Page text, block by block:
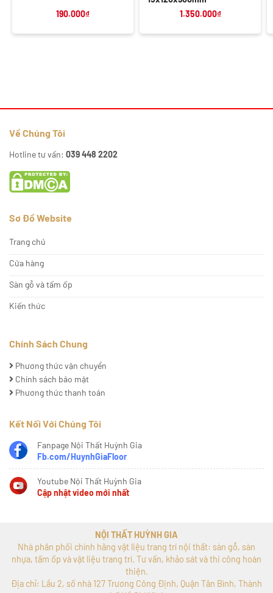
190.000₫
1.350.000₫
Về Chúng Tôi
Hotline tư vấn: 039 448 2202
Sơ Đồ Website
Trang chủ
Cửa hàng
Sàn gỗ và tấm ốp
Kiến thức
Chính Sách Chung
Phương thức vận chuyển
Chính sách bảo mật
Phương thức thanh toán
Kết Nối Với Chúng Tôi
Fanpage Nội Thất Huỳnh Gia
Fb.com/HuynhGiaFloor
Youtube Nội Thất Huỳnh Gia
Cập nhật video mới nhất
NỘI THẤT HUỲNH GIA
Nhà phân phối chính hãng vật liệu trang trí nội thất: sàn gỗ, sàn
nhựa, tấm ốp và vật liệu trang trí. Tư vấn, khảo sát và thi công hoàn
thiện.
Địa chỉ: Lầu 2, số nhà 127 Trương Công Định, Quận Tân Bình, Thành